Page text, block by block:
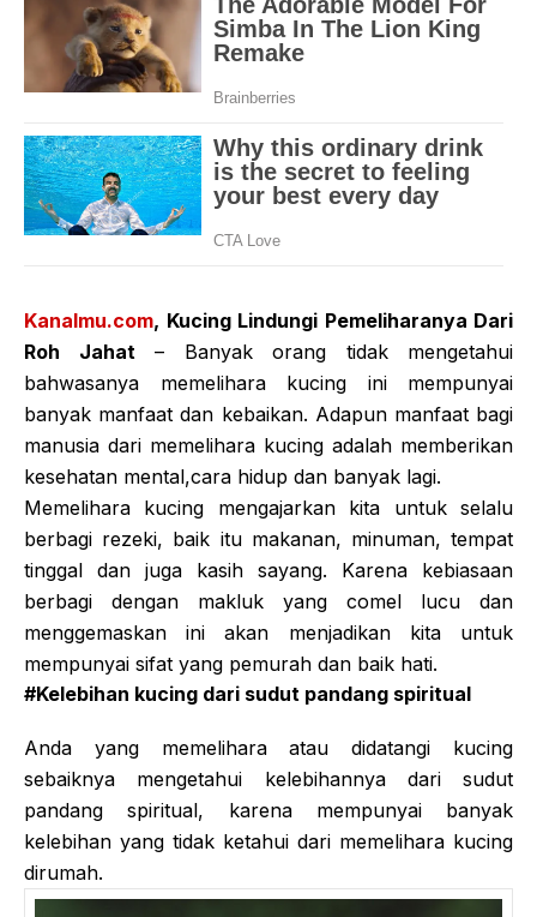
Kanalmu.com, Kucing Lindungi Pemeliharanya Dari
Roh Jahat– Banyak orang tidak mengetahui
bahwasanya memelihara kucing ini mempunyai
banyak manfaat dan kebaikan. Adapun manfaat bagi
manusia dari memelihara kucing adalah memberikan
kesehatan mental,cara hidup dan banyak lagi.
Memelihara kucing mengajarkan kita untuk selalu
berbagi rezeki, baik itu makanan, minuman, tempat
tinggal dan juga kasih sayang. Karena kebiasaan
berbagi dengan makluk yang comel lucu dan
menggemaskan ini akan menjadikan kita untuk
mempunyai sifat yang pemurah dan baik hati.
#Kelebihan kucing dari sudut pandang spiritual
Anda yang memelihara atau didatangi kucing
sebaiknya mengetahui kelebihannya dari sudut
pandang spiritual, karena mempunyai banyak
kelebihan yang tidak ketahui dari memelihara kucing
dirumah.